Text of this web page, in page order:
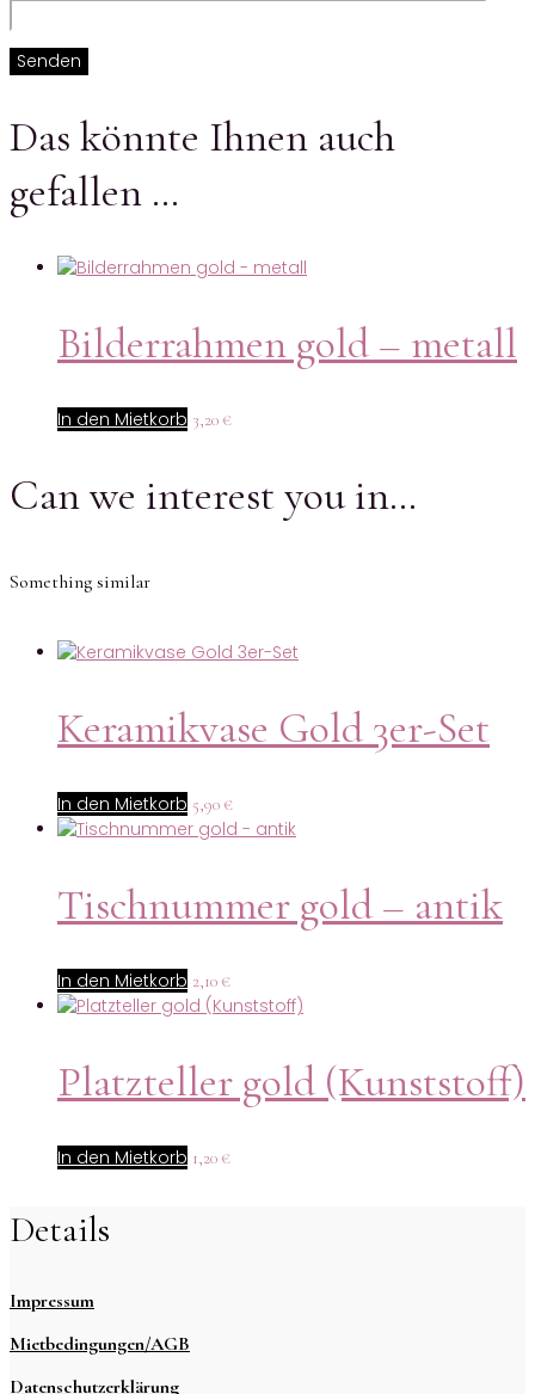
Das könnte Ihnen auch
gefallen …
Bilderrahmen gold – metall
In den Mietkorb 3,20 €
Can we interest you in…
Something similar
Keramikvase Gold 3er-Set
In den Mietkorb 5,90 €
Tischnummer gold – antik
In den Mietkorb 2,10 €
Platzteller gold (Kunststoff)
In den Mietkorb 1,20 €
Details
Impressum
Mietbedingungen/AGB
Datenschutzerklärung